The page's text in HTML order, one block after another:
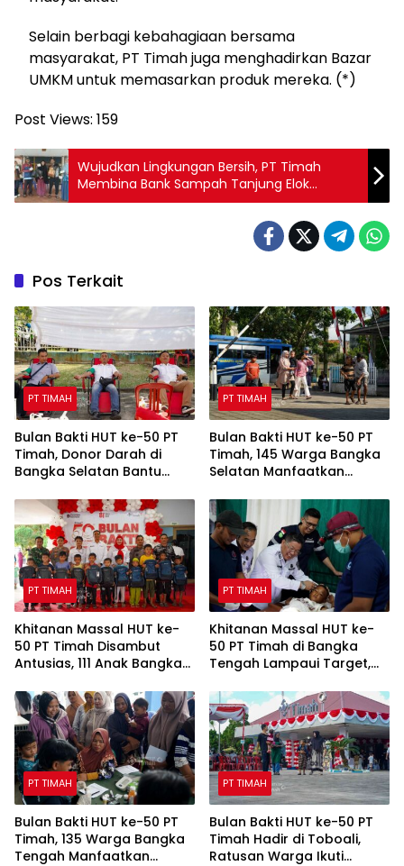
Selain berbagi kebahagiaan bersama
masyarakat, PT Timah juga menghadirkan Bazar
UMKM untuk memasarkan produk mereka. (*)
Post Views: 159
Wujudkan Lingkungan Bersih, PT Timah
Membina Bank Sampah Tanjung Elok
Bersahabat
Pos Terkait
PT TIMAH
Bulan Bakti HUT ke-50 PT
Timah, Donor Darah di
Bangka Selatan Bantu
PT TIMAH
Bulan Bakti HUT ke-50 PT
Timah, 145 Warga Bangka
Selatan Manfaatkan
Gratis
PT TIMAH
Khitanan Massal HUT ke-
50 PT Timah Disambut
Antusias, 111 Anak Bangka
PT TIMAH
Khitanan Massal HUT ke-
50 PT Timah di Bangka
Tengah Lampaui Target,
PT TIMAH
Bulan Bakti HUT ke-50 PT
Timah, 135 Warga Bangka
Tengah Manfaatkan
PT TIMAH
Bulan Bakti HUT ke-50 PT
Timah Hadir di Toboali,
Ratusan Warga Ikuti